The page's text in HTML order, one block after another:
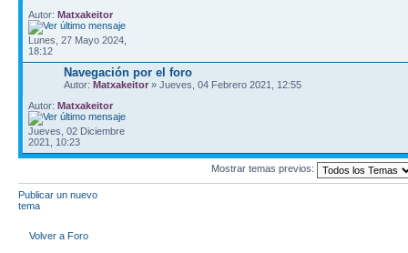
Autor: Matxakeitor
Lunes, 27 Mayo 2024,
18:12
Navegación por el foro
Autor: Matxakeitor » Jueves, 04 Febrero 2021, 12:55
Autor: Matxakeitor
Jueves, 02 Diciembre
2021, 10:23
Mostrar temas previos:
Publicar un nuevo
tema
Volver a Foro